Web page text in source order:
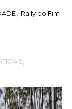
/ Rally do Fim